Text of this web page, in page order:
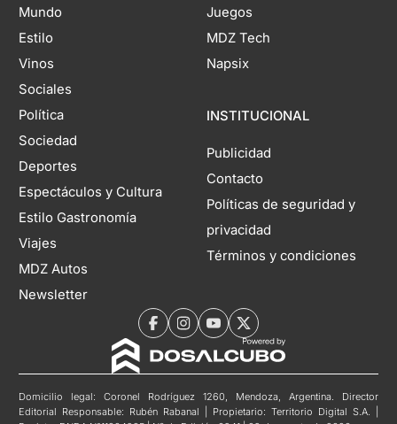
Mundo
Estilo
Vinos
Sociales
Política
Sociedad
Deportes
Espectáculos y Cultura
Estilo Gastronomía
Viajes
MDZ Autos
Newsletter
Juegos
MDZ Tech
Napsix
INSTITUCIONAL
Publicidad
Contacto
Políticas de seguridad y
privacidad
Términos y condiciones
Domicilio legal: Coronel Rodríguez 1260, Mendoza, Argentina. Director
Editorial Responsable: Rubén Rabanal | Propietario: Territorio Digital S.A. |